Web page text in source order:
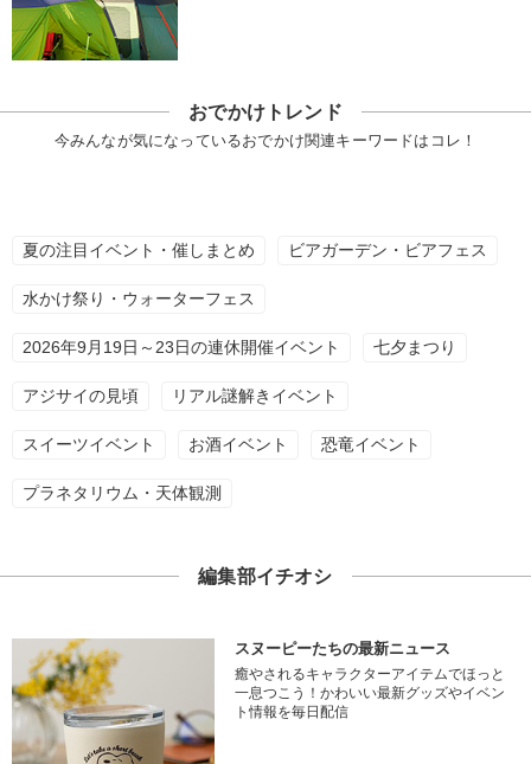
おでかけトレンド
今みんなが気になっているおでかけ関連キーワードはコレ！
夏の注目イベント・催しまとめ ビアガーデン・ビアフェス
水かけ祭り・ウォーターフェス
2026年9月19日～23日の連休開催イベント 七夕まつり
アジサイの見頃 リアル謎解きイベント
スイーツイベント お酒イベント 恐竜イベント
プラネタリウム・天体観測
編集部イチオシ
スヌーピーたちの最新ニュース
癒やされるキャラクターアイテムでほっと
一息つこう！かわいい最新グッズやイベン
ト情報を毎日配信